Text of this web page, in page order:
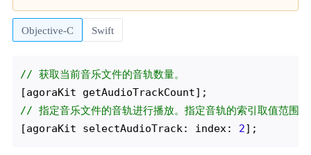
Objective-C Swift
// 获取当前音乐文件的音轨数量。
// 指定音乐文件的音轨进行播放。指定音轨的索引取值
[agoraKit selectAudioTrack: index: 2